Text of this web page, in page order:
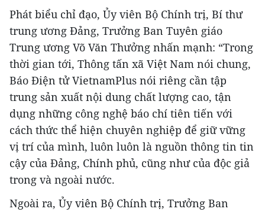
Phát biểu chỉ đạo, Ủy viên Bộ Chính trị, Bí thư
trung ương Đảng, Trưởng Ban Tuyên giáo
Trung ương Võ Văn Thưởng nhấn mạnh: “Trong
thời gian tới, Thông tấn xã Việt Nam nói chung,
Báo Điện tử VietnamPlus nói riêng cần tập
trung sản xuất nội dung chất lượng cao, tận
dụng những công nghệ báo chí tiên tiến với
cách thức thể hiện chuyên nghiệp để giữ vững
vị trí của mình, luôn luôn là nguồn thông tin tin
cậy của Đảng, Chính phủ, cũng như của độc giả
trong và ngoài nước.
Ngoài ra, Ủy viên Bộ Chính trị, Trưởng Ban